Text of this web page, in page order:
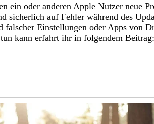
ein oder anderen Apple Nutzer neue
sicherlich auf Fehler während des
falscher Einstellungen oder Apps von
kann erfahrt ihr in folgendem Beitrag: